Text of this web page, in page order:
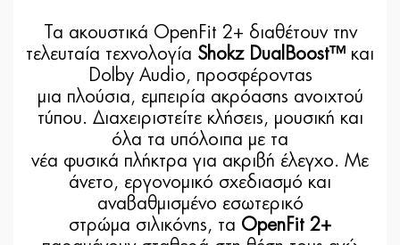
Τα ακουστικά OpenFit 2+ διαθέτουν την
τελευταία τεχνολογία Shokz DualBoost™ και
Dolby Audio, προσφέροντας
μια πλούσια, εμπειρία ακρόασης ανοιχτού
τύπου. Διαχειριστείτε κλήσεις, μουσική και
όλα τα υπόλοιπα με τα
νέα φυσικά πλήκτρα για ακριβή έλεγχο. Με
άνετο, εργονομικό σχεδιασμό και
αναβαθμισμένο εσωτερικό
στρώμα σιλικόνης, τα OpenFit 2+